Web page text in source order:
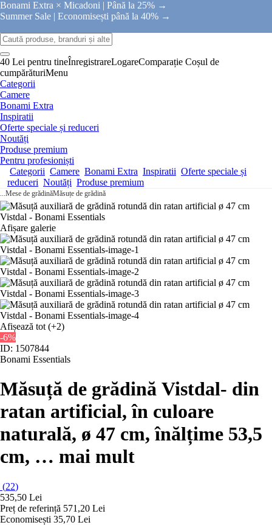
Bonami Extra × Micadoni | Până la 25% →
Summer Sale | Economisești până la 40% →
40 Lei pentru tineÎnregistrareLogareComparație Coșul de
cumpărăturiMenu
Categorii
Camere
Bonami Extra
Inspiratii
Oferte speciale și reduceri
Noutăți
Produse premium
Pentru profesioniști
Categorii Camere Bonami Extra Inspiratii Oferte speciale și
reduceri Noutăți Produse premium
...Mese de grădinăMăsuțe de grădină
Afișare galerie
Afișează tot (+2)
-6%
ID: 1507844
Bonami Essentials
Măsuță de grădină Vistdal- din
ratan artificial, în culoare
naturală, ø 47 cm, înălțime 53,5
cm, … mai mult
(22)
535,50 Lei
Preț de referință 571,20 Lei
Economisești 35,70 Lei